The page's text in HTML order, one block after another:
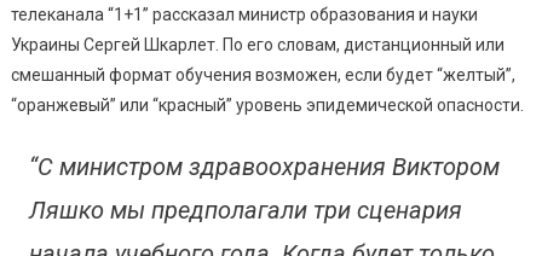
Рассказали,
Как
Школы
Будут
Сентября
телеканала “1+1” рассказал министр образования и науки
Украины Сергей Шкарлет. По его словам, дистанционный или
смешанный формат обучения возможен, если будет “желтый”,
“оранжевый” или “красный” уровень эпидемической опасности.
“С министром здравоохранения Виктором
Ляшко мы предполагали три сценария